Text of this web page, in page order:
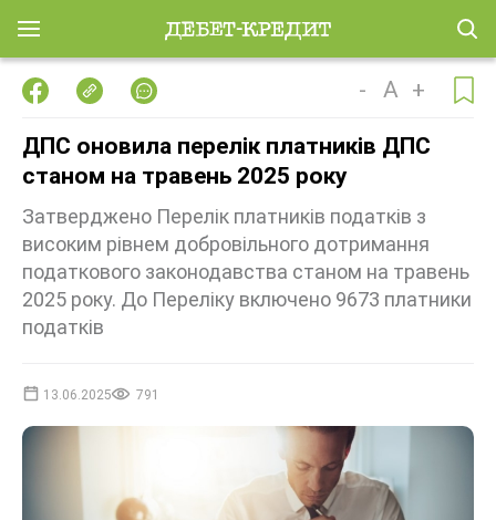
- A +
ДПС оновила перелік платників ДПС
станом на травень 2025 року
Затверджено Перелік платників податків з
високим рівнем добровільного дотримання
податкового законодавства станом на травень
2025 року. До Переліку включено 9673 платники
податків
13.06.2025 791